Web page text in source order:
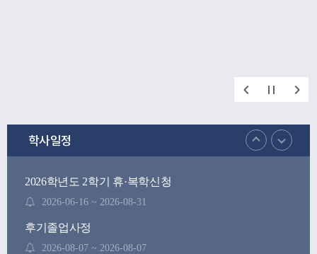
학사일정
2026학년도 2학기 휴·복학신청
2026-06-16 ~ 2026-08-31
후기졸업사정
2026-08-07 ~ 2026-08-07